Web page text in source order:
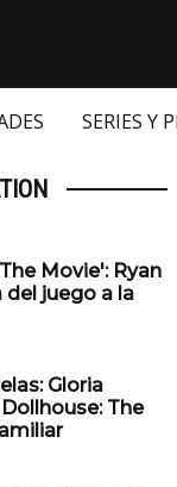
SERIES Y
Movie': Ryan
del juego a la
Gloria
The